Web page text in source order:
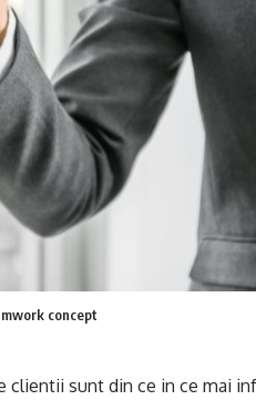
concept
clientii sunt din ce in ce mai